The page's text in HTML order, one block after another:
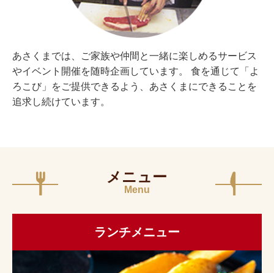
あさくまでは、ご家族や仲間と一緒に楽しめるサービス
やイベント開催を随時企画しています。 食を通じて「よ
ろこび」をご提供できるよう、あさくまにできることを
追求し続けています。
メニュー
Menu
ランチメニュー